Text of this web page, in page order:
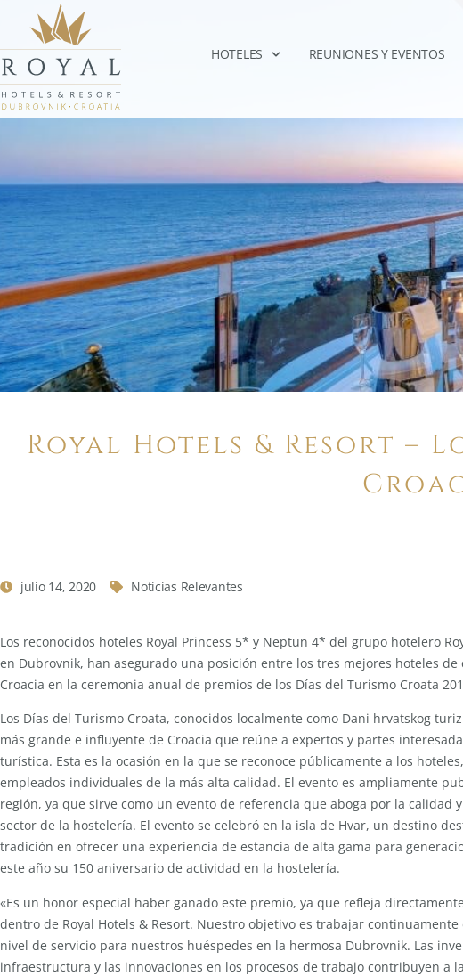
HOTELES REUNIONES Y EVENTOS
Royal Hotels & Resort –
julio 14, 2020 Noticias Relevantes
Los reconocidos hoteles Royal Princess 5* y Neptun 4* del grupo hotelero
en Dubrovnik, han asegurado una posición entre los tres mejores hoteles de
Croacia en la ceremonia anual de premios de los Días del Turismo Croata
Los Días del Turismo Croata, conocidos localmente como Dani hrvatskog
más grande e influyente de Croacia que reúne a expertos y partes
turística. Esta es la ocasión en la que se reconoce públicamente a los
empleados individuales de la más alta calidad. El evento es ampliamente
región, ya que sirve como un evento de referencia que aboga por la calidad
sector de la hostelería. El evento se celebró en la isla de Hvar, un destino
tradición en ofrecer una experiencia de estancia de alta gama para
este año su 150 aniversario de actividad en la hostelería.
«Es un honor especial haber ganado este premio, ya que refleja
dentro de Royal Hotels & Resort. Nuestro objetivo es trabajar
nivel de servicio para nuestros huéspedes en la hermosa Dubrovnik. Las
infraestructura y las innovaciones en los procesos de trabajo contribuyen a